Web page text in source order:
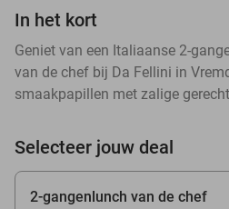
In het kort
Geniet van een Italiaanse 2-
van de chef bij Da Fellini in
smaakpapillen met zalige
Selecteer jouw deal
2-gangenlunch van de chef